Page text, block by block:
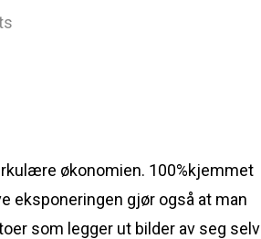
økonomien. 100%kjemmet
eksponeringen gjør også at man
som legger ut bilder av seg selv